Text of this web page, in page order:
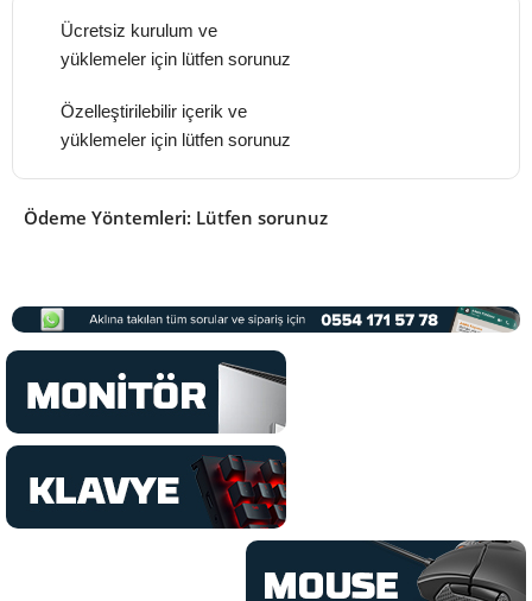
Ücretsiz kurulum ve
yüklemeler için lütfen sorunuz
Özelleştirilebilir içerik ve
yüklemeler için lütfen sorunuz
Ödeme Yöntemleri: Lütfen sorunuz